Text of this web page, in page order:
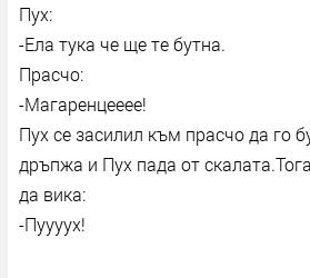
Пух:
-Ела тука че ще те бутна.
Прасчо:
-Магаренцееее!
Пух се засилил към прасчо да го
дръпжа и Пух пада от
да вика:
-Пуууух!